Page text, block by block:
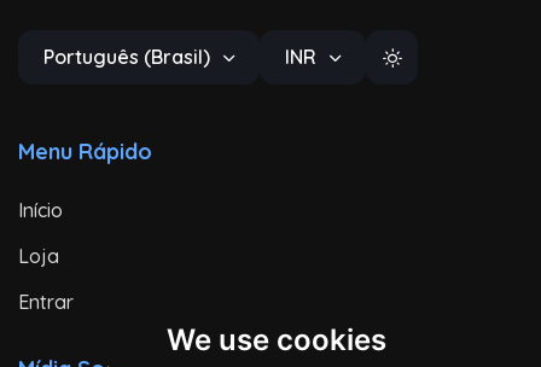
We use cookies
Português (Brasil) INR
Menu Rápido
Início
Loja
Entrar